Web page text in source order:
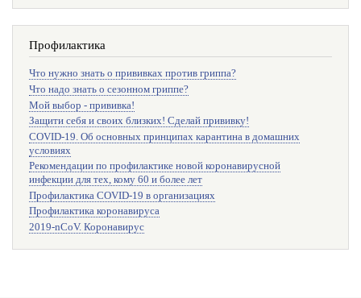
Профилактика
Что нужно знать о прививках против гриппа?
Что надо знать о сезонном гриппе?
Мой выбор - прививка!
Защити себя и своих близких! Сделай прививку!
COVID-19. Об основных принципах карантина в домашних
условиях
Рекомендации по профилактике новой коронавирусной
инфекции для тех, кому 60 и более лет
Профилактика COVID-19 в организациях
Профилактика коронавируса
2019-nCoV. Коронавирус